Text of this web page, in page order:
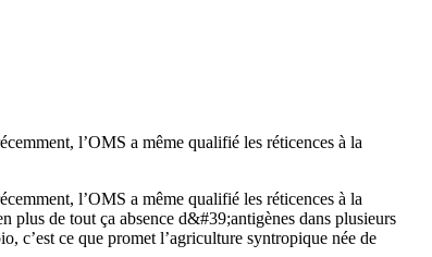
l’OMS a même qualifié les réticences à la
l’OMS a même qualifié les réticences à la
plus de tout ça absence d&#39;antigènes dans plusieurs
c’est ce que promet l’agriculture syntropique née de